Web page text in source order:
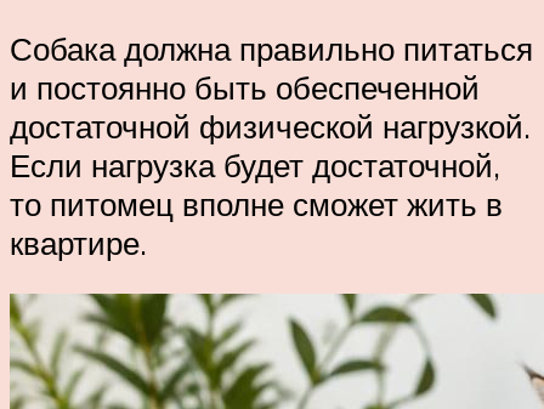
Собака должна правильно питаться
и постоянно быть обеспеченной
достаточной физической нагрузкой.
Если нагрузка будет достаточной,
то питомец вполне сможет жить в
квартире.